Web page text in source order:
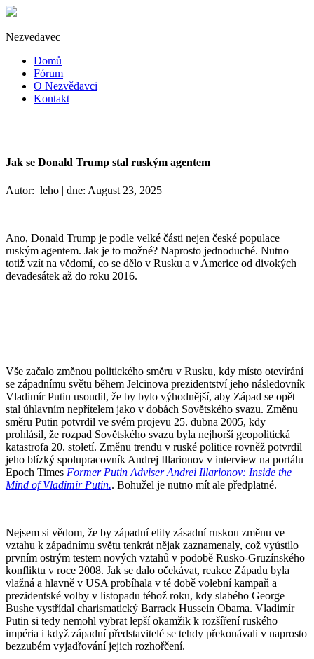
Nezvedavec
Domů
Fórum
O Nezvědavci
Kontakt
Jak se Donald Trump stal ruským agentem
Autor: leho | dne: August 23, 2025
Ano, Donald Trump je podle velké části nejen české populace
ruským agentem. Jak je to možné? Naprosto jednoduché. Nutno
totiž vzít na vědomí, co se dělo v Rusku a v Americe od divokých
devadesátek až do roku 2016.
Vše začalo změnou politického směru v Rusku, kdy místo otevírání
se západnímu světu během Jelcinova prezidentství jeho následovník
Vladimír Putin usoudil, že by bylo výhodnější, aby Západ se opět
stal úhlavním nepřítelem jako v dobách Sovětského svazu. Změnu
směru Putin potvrdil ve svém projevu 25. dubna 2005, kdy
prohlásil, že rozpad Sovětského svazu byla nejhorší geopolitická
katastrofa 20. století. Změnu trendu v ruské politice rovněž potvrdil
jeho blízký spolupracovník Andrej Illarionov v interview na portálu
Epoch Times Former Putin Adviser Andrei Illarionov: Inside the
Mind of Vladimir Putin.. Bohužel je nutno mít ale předplatné.
Nejsem si vědom, že by západní elity zásadní ruskou změnu ve
vztahu k západnímu světu tenkrát nějak zaznamenaly, což vyústilo
prvním ostrým testem nových vztahů v podobě Rusko-Gruzínského
konfliktu v roce 2008. Jak se dalo očekávat, reakce Západu byla
vlažná a hlavně v USA probíhala v té době volební kampaň a
prezidentské volby v listopadu téhož roku, kdy slabého George
Bushe vystřídal charismatický Barrack Hussein Obama. Vladimír
Putin si tedy nemohl vybrat lepší okamžik k rozšíření ruského
impéria i když západní představitelé se tehdy překonávali v naprosto
bezzubém vyjadřování jejich rozhořčení.